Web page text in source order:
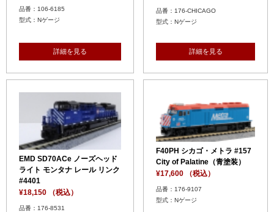
品番：106-6185
型式：Nゲージ
詳細を見る
品番：176-CHICAGO
型式：Nゲージ
詳細を見る
EMD SD70ACe ノーズヘッド
ライト モンタナ レール リンク
#4401
¥18,150 （税込）
品番：176-8531
F40PH シカゴ・メトラ #157
City of Palatine（青塗装）
¥17,600 （税込）
品番：176-9107
型式：Nゲージ